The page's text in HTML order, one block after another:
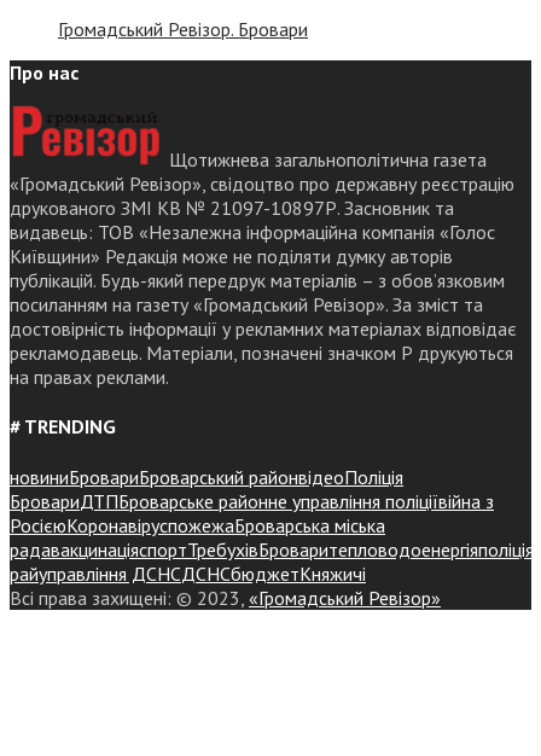
Громадський Ревізор. Бровари
Про нас
Щотижнева загальнополітична газета
«Громадський Ревізор», свідоцтво про державну реєстрацію
друкованого ЗМІ КВ № 21097-10897Р. Засновник та
видавець: ТОВ «Незалежна інформаційна компанія «Голос
Київщини» Редакція може не поділяти думку авторів
публікацій. Будь-який передрук матеріалів – з обов’язковим
посиланням на газету «Громадський Ревізор». За зміст та
достовірність інформації у рекламних матеріалах відповідає
рекламодавець. Матеріали, позначені значком Р друкуються
на правах реклами.
# TRENDING
новиниБровариБроварський районвідеоПоліція
БровариДТПБроварське районне управління поліціївійна з
РосієюКоронавіруспожежаБроварська міська
радавакцинаціяспортТребухівБроваритепловодоенергіяполіція
райуправління ДСНСДСНСбюджетКняжичі
Всі права захищені: © 2023, «Громадський Ревізор»